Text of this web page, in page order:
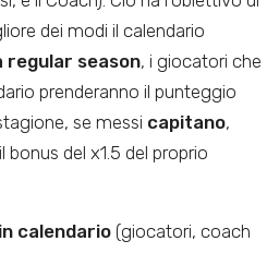
dei modi il calendario
regular season, i giocatori che
prenderanno il punteggio
se messi capitano,
bonus del x1.5 del proprio
calendario (giocatori, coach